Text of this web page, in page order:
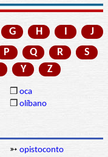
G H I
J
P Q R
S
Y Z
❒ oca
❒ olíbano
➳ opistoconto